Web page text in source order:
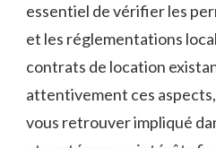
essentiel de ⁢vérifier les
et les réglementations
contrats de location
attentivement ces
vous retrouver impliqué